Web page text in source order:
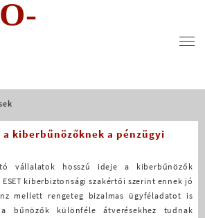
kiberbűnözőknek a pénzügyi
vállalatok hosszú ideje a kiberbűnözők
kiberbiztonsági szakértői szerint ennek jó
mellett rengeteg bizalmas ügyféladatot is
bűnözők különféle átverésekhez tudnak